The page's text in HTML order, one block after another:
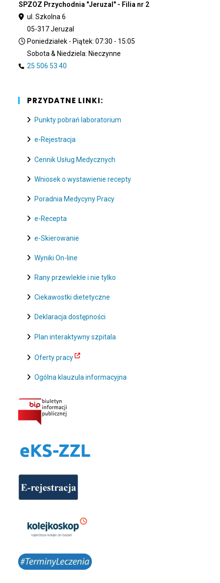
SPZOZ Przychodnia "Jeruzal" - Filia nr 2
ul. Szkolna 6
05-317 Jeruzal
Poniedziałek - Piątek: 07:30 - 15:05
Sobota & Niedziela: Nieczynne
25 506 53 40
PRZYDATNE LINKI:
Punkty pobrań laboratorium
e-Rejestracja
Cennik Usług Medycznych
Wniosek o wystawienie recepty
Poradnia Medycyny Pracy
e-Recepta
e-Skierowanie
Wyniki On-line
Rany przewlekłe i nie tylko
Ciekawostki dietetyczne
Deklaracja dostępności
Plan interaktywny szpitala
Oferty pracy
Ogólna klauzula informacyjna